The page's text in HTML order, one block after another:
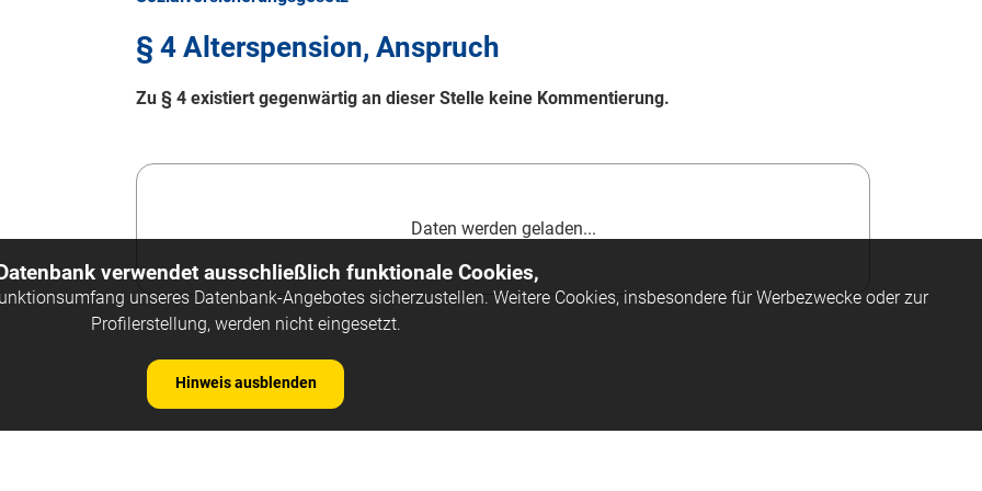
§ 4 Alterspension, Anspruch
Zu § 4 existiert gegenwärtig an dieser Stelle keine Kommentierung.
Daten werden geladen...
verwendet ausschließlich funktionale Cookies,
unseres Datenbank-Angebotes sicherzustellen. Weitere Cookies, insbesondere für Werbezwecke oder zur
Profilerstellung, werden nicht eingesetzt.
Hinweis ausblenden